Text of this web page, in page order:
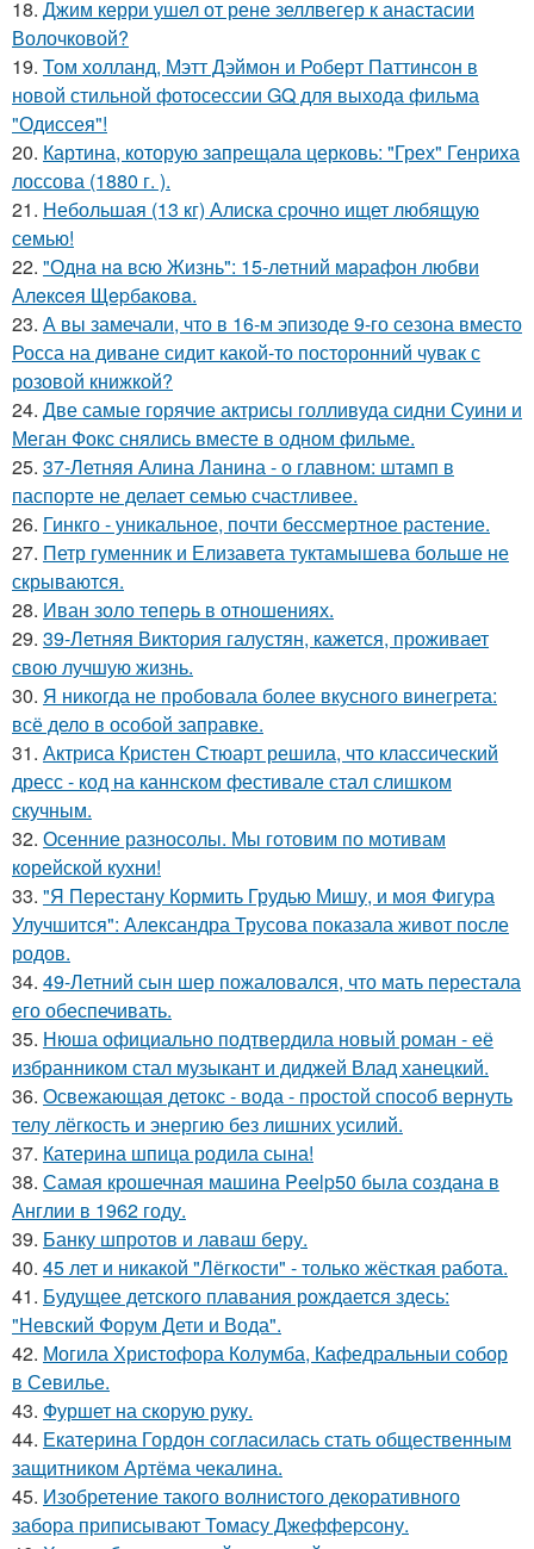
18. Джим керри ушел от рене зеллвегер к анастасии
Волочковой?
19. Том холланд, Мэтт Дэймон и Роберт Паттинсон в
новой стильной фотосессии GQ для выхода фильма
"Одиссея"!
20. Картина, которую запрещала церковь: "Грех" Генриха
лоссова (1880 г. ).
21. Небольшая (13 кг) Алиска срочно ищет любящую
семью!
22. "Однa нa вcю Жизнь": 15-лeтний мapaфoн любви
Алeкceя Щepбaкoвa.
23. А вы замечали, что в 16-м эпизоде 9-го сезона вместо
Росса на диване сидит какой-то посторонний чувак с
розовой книжкой?
24. Две самые горячие актрисы голливуда сидни Суини и
Меган Фокс снялись вместе в одном фильме.
25. 37-Летняя Алина Ланина - о главном: штамп в
паспорте не делает семью счастливее.
26. Гинкго - уникальное, почти бессмертное растение.
27. Петр гуменник и Елизавета туктамышева больше не
скрываются.
28. Иван золо теперь в отношениях.
29. 39-Летняя Виктория галустян, кажется, проживает
свою лучшую жизнь.
30. Я никогда не пробовала более вкусного винегрета:
всё дело в особой заправке.
31. Актриса Кристен Стюарт решила, что классический
дресс - код на каннском фестивале стал слишком
скучным.
32. Осенние разносолы. Мы готовим по мотивам
корейской кухни!
33. "Я Перестану Кормить Грудью Мишу, и моя Фигура
Улучшится": Александра Трусова показала живот после
родов.
34. 49-Летний сын шер пожаловался, что мать перестала
его обеспечивать.
35. Нюша официально подтвердила новый роман - её
избранником стал музыкант и диджей Влад ханецкий.
36. Освежающая детокс - вода - простой способ вернуть
телу лёгкость и энергию без лишних усилий.
37. Катерина шпица родила сына!
38. Самая крошечная машинa Peelp50 была созданa в
Англии в 1962 году.
39. Банку шпротов и лаваш беру.
40. 45 лет и никакой "Лёгкости" - только жёсткая работа.
41. Будущее детского плавания рождается здесь:
"Невский Форум Дети и Вода".
42. Могила Христофора Колумба, Кафедральныи собор
в Севилье.
43. Фуршет на скорую руку.
44. Екатерина Гордон согласилась стать общественным
защитником Артёма чекалина.
45. Изобретение такого волнистого декоративного
забора приписывают Томасу Джефферсону.